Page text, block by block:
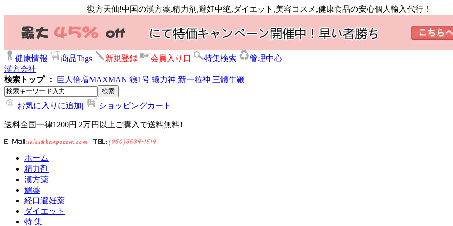
復方天仙!中国の漢方薬,精力剤,避妊中絶,ダイエット,美容コスメ,健康食品の安心個人輸入代行！
健康情報 商品Tags 新規登録 会員入り口 特集検索
管理中心
漢方会社
検索トップ ：
巨人倍増MAXMAN 狼1号 蟻力神 新一粒神 三體牛鞭
お気に入りに追加| ショッピングカート
送料全国一律1200円 2万円以上ご購入で送料無料!
ホーム
精力剤
漢方薬
媚薬
経口避妊薬
ダイエット
特 集